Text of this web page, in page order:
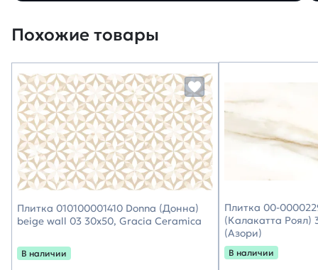
Похожие товары
Плитка 010100001410 Donna (Донна)
beige wall 03 30х50, Gracia Ceramica
В наличии
Плитка 00-
(Калакатта Роял)
(Азори)
В наличии